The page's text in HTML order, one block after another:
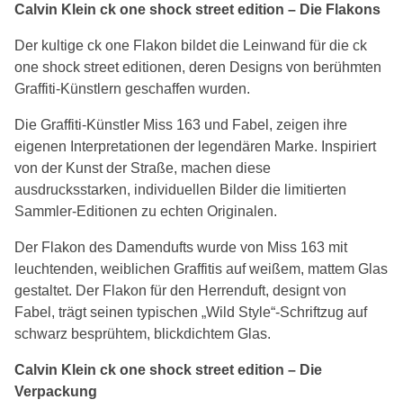
Calvin Klein ck one shock street edition – Die Flakons
Der kultige ck one Flakon bildet die Leinwand für die ck
one shock street editionen, deren Designs von berühmten
Graffiti-Künstlern geschaffen wurden.
Die Graffiti-Künstler Miss 163 und Fabel, zeigen ihre
eigenen Interpretationen der legendären Marke. Inspiriert
von der Kunst der Straße, machen diese
ausdrucksstarken, individuellen Bilder die limitierten
Sammler-Editionen zu echten Originalen.
Der Flakon des Damendufts wurde von Miss 163 mit
leuchtenden, weiblichen Graffitis auf weißem, mattem Glas
gestaltet. Der Flakon für den Herrenduft, designt von
Fabel, trägt seinen typischen „Wild Style“-Schriftzug auf
schwarz besprühtem, blickdichtem Glas.
Calvin Klein ck one shock street edition – Die
Verpackung